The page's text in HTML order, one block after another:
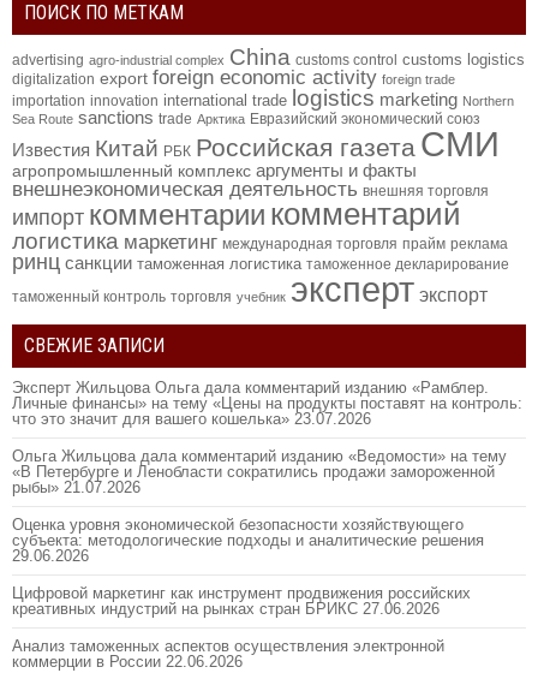
ПОИСК ПО МЕТКАМ
advertising agro-industrial complex China customs control customs logistics
digitalization export foreign economic activity foreign trade
importation innovation international trade logistics marketing Northern
Sea Route sanctions trade Арктика Евразийский экономический союз
Известия Китай РБК Российская газета СМИ
агропромышленный комплекс аргументы и факты
внешнеэкономическая деятельность внешняя торговля
импорт комментарии комментарий
логистика маркетинг международная торговля прайм реклама
ринц санкции таможенная логистика таможенное декларирование
таможенный контроль торговля учебник эксперт экспорт
СВЕЖИЕ ЗАПИСИ
Эксперт Жильцова Ольга дала комментарий изданию «Рамблер.
Личные финансы» на тему «Цены на продукты поставят на контроль:
что это значит для вашего кошелька» 23.07.2026
Ольга Жильцова дала комментарий изданию «Ведомости» на тему
«В Петербурге и Ленобласти сократились продажи замороженной
рыбы» 21.07.2026
Оценка уровня экономической безопасности хозяйствующего
субъекта: методологические подходы и аналитические решения
29.06.2026
Цифровой маркетинг как инструмент продвижения российских
креативных индустрий на рынках стран БРИКС 27.06.2026
Анализ таможенных аспектов осуществления электронной
коммерции в России 22.06.2026